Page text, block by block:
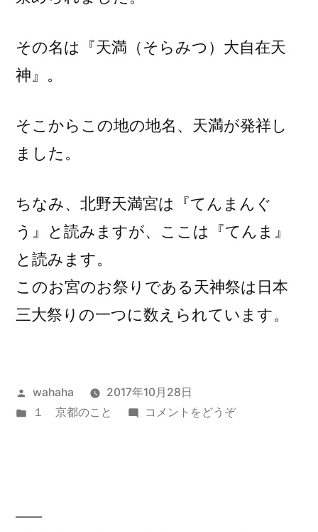
その名は『天満（そらみつ）大自在天
神』。
そこからこの地の地名、天満が発祥し
ました。
ちなみ、北野天満宮は『てんまんぐ
う』と読みますが、ここは『てんま』
と読みます。
このお宮のお祭りである天神祭は日本
三大祭りの一つに数えられています。
投
稿
wahaha
2017年10月28日
カ
１ 京都のこと コメントをどうぞ(​